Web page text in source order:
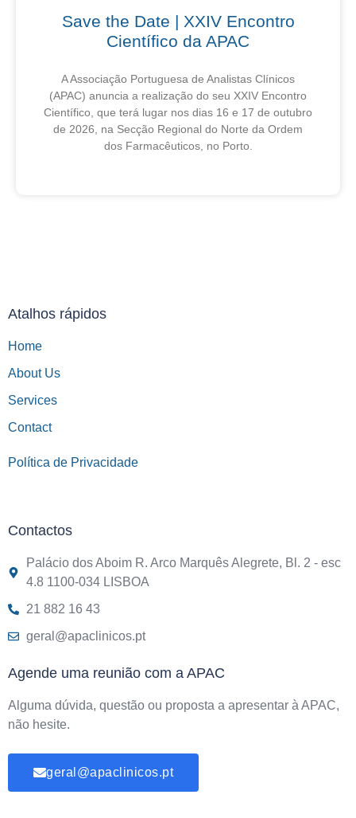
Save the Date | XXIV Encontro
Científico da APAC
A Associação Portuguesa de Analistas Clínicos
(APAC) anuncia a realização do seu XXIV Encontro
Científico, que terá lugar nos dias 16 e 17 de outubro
de 2026, na Secção Regional do Norte da Ordem
dos Farmacêuticos, no Porto.
Atalhos rápidos
Home
About Us
Services
Contact
Política de Privacidade
Contactos
Palácio dos Aboim R. Arco Marquês Alegrete, Bl. 2 - esc
4.8 1100-034 LISBOA
21 882 16 43
geral@apaclinicos.pt
Agende uma reunião com a APAC
Alguma dúvida, questão ou proposta a apresentar à APAC,
não hesite.
geral@apaclinicos.pt